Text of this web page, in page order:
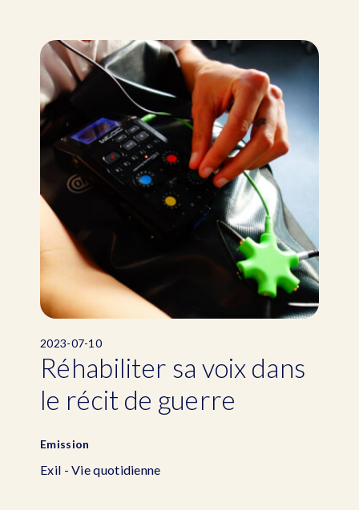
2023-07-10
Réhabiliter sa voix dans
le récit de guerre
Emission
Exil - Vie quotidienne